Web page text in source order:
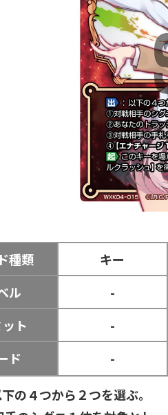
種類 キー
ル
-
ト
-
ド
-
下の４つから２つを選ぶ。